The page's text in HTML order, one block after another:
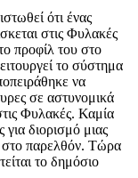
ότι ένας
στις Φυλακές
προφίλ του στο
το σύστημα
να
σε αστυνομικά
Φυλακές. Καμία
διορισμό μιας
στο παρελθόν. Τώρα
το δημόσιο